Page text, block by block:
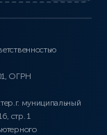
ОГРН
муниципальный
стр. 1